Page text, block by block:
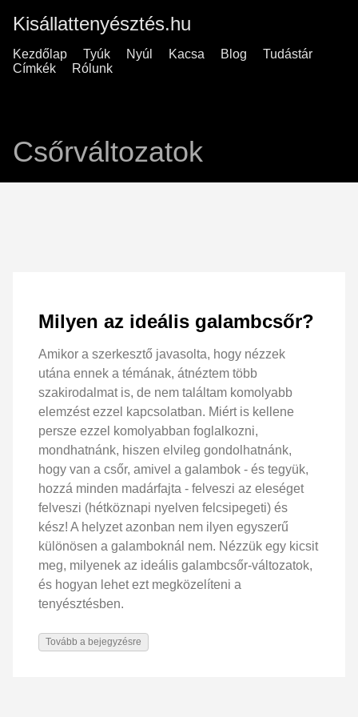
Kisállattenyésztés.hu
Kezdőlap Tyúk Nyúl Kacsa Blog
Tudástár
Címkék
Rólunk
Csőrváltozatok
Milyen az ideális galambcsőr?
Amikor a szerkesztő javasolta, hogy nézzek
utána ennek a témának, átnéztem több
szakirodalmat is, de nem találtam komolyabb
elemzést ezzel kapcsolatban. Miért is kellene
persze ezzel komolyabban foglalkozni,
mondhatnánk, hiszen elvileg gondolhatnánk,
hogy van a csőr, amivel a galambok - és tegyük,
hozzá minden madárfajta - felveszi az eleséget
felveszi (hétköznapi nyelven felcsipegeti) és
kész! A helyzet azonban nem ilyen egyszerű
különösen a galamboknál nem. Nézzük egy kicsit
meg, milyenek az ideális galambcsőr-változatok,
és hogyan lehet ezt megközelíteni a
tenyésztésben.
Tovább a bejegyzésre